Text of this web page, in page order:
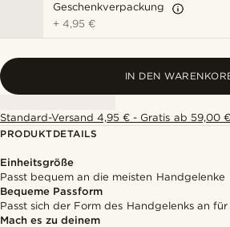
Geschenkverpackung
+4,95 €
IN DEN
Standard-Versand 4,95 € - Gratis ab 59,00 €
PRODUKTDETAILS
Einheitsgröße
Passt bequem an die meisten Handgelenke
Bequeme Passform
Passt sich der Form des Handgelenks an
Mach es zu deinem